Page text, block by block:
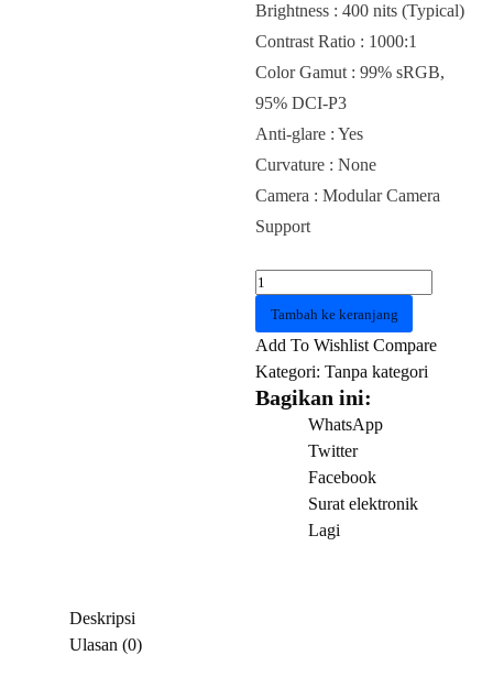
Brightness : 400 nits (Typical)
Contrast Ratio : 1000:1
Color Gamut : 99% sRGB,
95% DCI-P3
Anti-glare : Yes
Curvature : None
Camera : Modular Camera
Support
Kuantitas
Monitor
LENOVO
Y27qf-
Tambah ke keranjang
Add To Wishlist Compare
Kategori:Tanpa kategori
Bagikan ini:
WhatsApp
Twitter
Facebook
Surat elektronik
Lagi
Deskripsi
Ulasan (0)